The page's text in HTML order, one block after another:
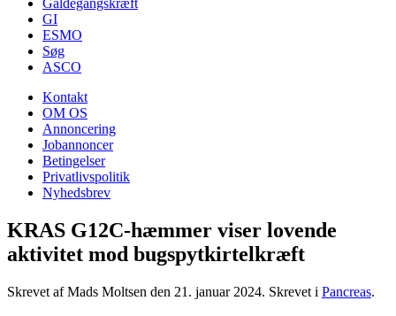
Galdegangskræft
GI
ESMO
Søg
ASCO
Kontakt
OM OS
Annoncering
Jobannoncer
Betingelser
Privatlivspolitik
Nyhedsbrev
KRAS G12C-hæmmer viser lovende
aktivitet mod bugspytkirtelkræft
Skrevet af Mads Moltsen den 21. januar 2024. Skrevet i Pancreas.